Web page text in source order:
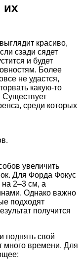
их
красиво,
сзади сядет
и будет
Более
не удастся,
какую-то
Существует
среди которых
увеличить
Для Форда Фокус
на 2–3 см, а
Однако важно
подходят
получится
поднять свой
много времени. Для